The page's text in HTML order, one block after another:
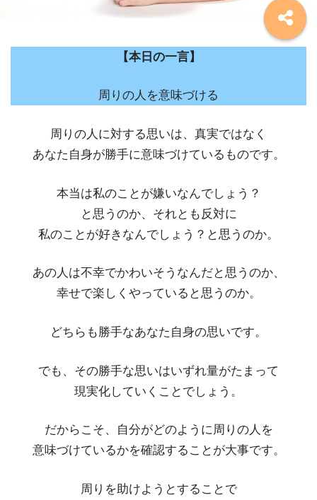
【本日の一言】
周りの人を意味づける
周りの人に対する思いは、真実ではなく
あなた自身が勝手に意味づけているものです。
本当は私のことが嫌いなんでしょう？
と思うのか、それとも反対に
私のことが好きなんでしょう？と思うのか。
あの人は不幸でかわいそうなんだと思うのか、
幸せで楽しくやっていると思うのか。
どちらも勝手なあなた自身の思いです。
でも、その勝手な思いはいずれ量がたまって
現実化していくことでしょう。
だからこそ、自分がどのように周りの人を
意味づけているかを確認することが大事です。
周りを助けようとすることで